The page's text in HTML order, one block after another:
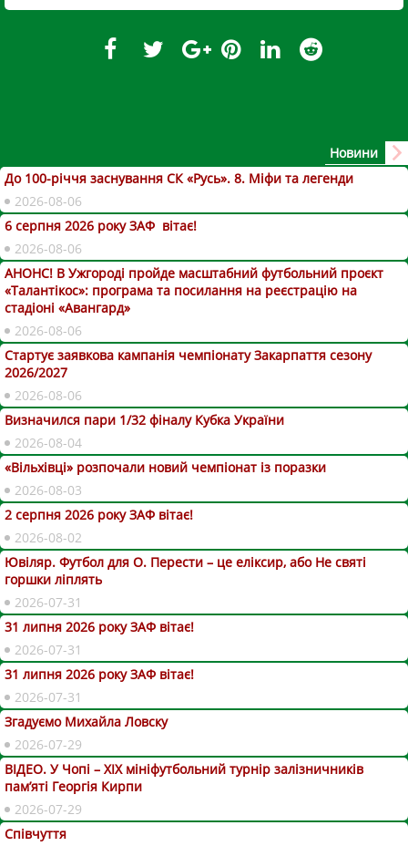
Новини
До 100-річчя заснування СК «Русь». 8. Міфи та легенди
2026-08-06
6 серпня 2026 року ЗАФ вітає!
2026-08-06
АНОНС! В Ужгороді пройде масштабний футбольний проєкт
«Талантікос»: програма та посилання на реєстрацію на
стадіоні «Авангард»
2026-08-06
Стартує заявкова кампанія чемпіонату Закарпаття сезону
2026/2027
2026-08-06
Визначился пари 1/32 фіналу Кубка України
2026-08-04
«Вільхівці» розпочали новий чемпіонат із поразки
2026-08-03
2 серпня 2026 року ЗАФ вітає!
2026-08-02
Ювіляр. Футбол для О. Перести – це еліксир, або Не святі
горшки ліплять
2026-07-31
31 липня 2026 року ЗАФ вітає!
2026-07-31
31 липня 2026 року ЗАФ вітає!
2026-07-31
Згадуємо Михайла Ловску
2026-07-29
ВІДЕО. У Чопі – ХІХ мініфутбольний турнір залізничників
пам’яті Георгія Кирпи
2026-07-29
Співчуття